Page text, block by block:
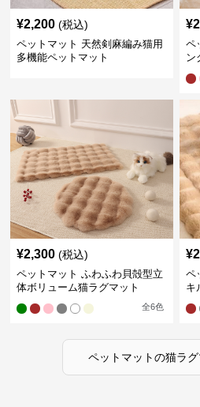
¥2,200 (税込)
ペットマット 天然剣麻編み猫用
多機能ペットマット
¥
ペ
ン
¥2,300 (税込)
ペットマット ふわふわ貝殻型立
体ボリューム猫ラグマット
全6色
¥
ペ
キ
ペットマットの猫ラグ